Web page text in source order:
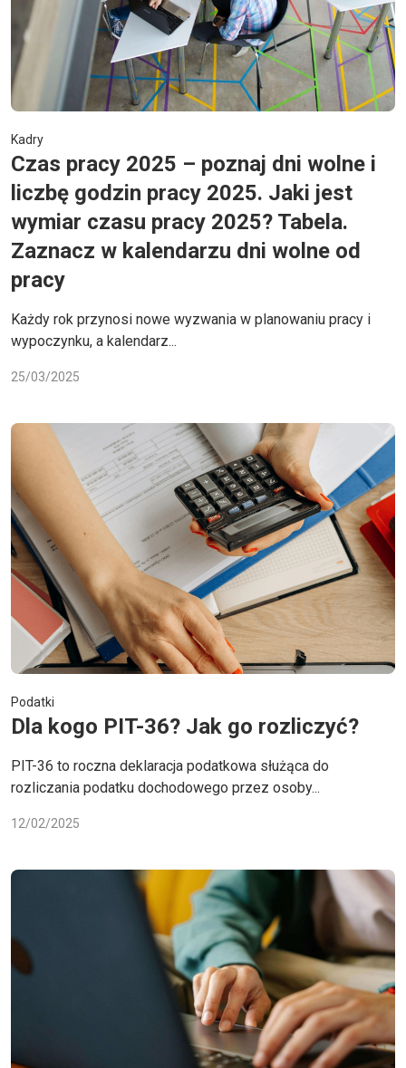
Kadry
Czas pracy 2025 – poznaj dni wolne i
liczbę godzin pracy 2025. Jaki jest
wymiar czasu pracy 2025? Tabela.
Zaznacz w kalendarzu dni wolne od
pracy
Każdy rok przynosi nowe wyzwania w planowaniu pracy i
wypoczynku, a kalendarz...
25/03/2025
Podatki
Dla kogo PIT-36? Jak go rozliczyć?
PIT-36 to roczna deklaracja podatkowa służąca do
rozliczania podatku dochodowego przez osoby...
12/02/2025